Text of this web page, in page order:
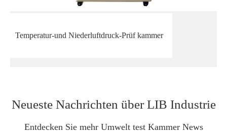
Temperatur-und Niederluftdruck-Prüf kammer
Neueste Nachrichten über LIB Industrie
Entdecken Sie mehr Umwelt test Kammer News